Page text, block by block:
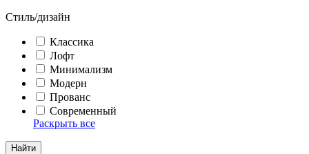
Стиль/дизайн
Классика
Лофт
Минимализм
Модерн
Прованс
Современный
Раскрыть все
Найти